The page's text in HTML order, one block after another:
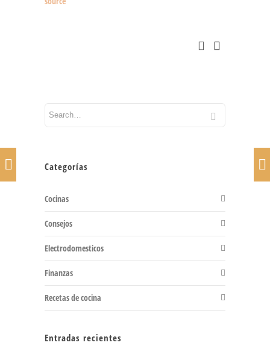
Categorías
Cocinas
Consejos
Electrodomesticos
Finanzas
Recetas de cocina
Entradas recientes